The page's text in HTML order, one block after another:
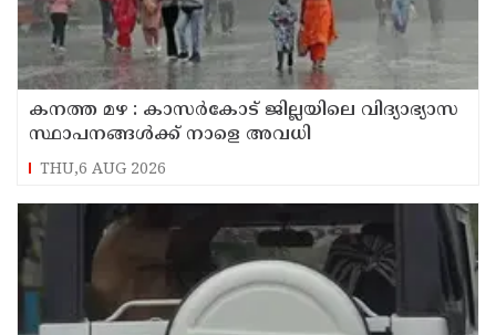
കനത്ത മഴ : കാസർകോട് ജില്ലയിലെ വിദ്യാഭ്യാസ
സ്ഥാപനങ്ങൾക്ക് നാളെ അവധി
THU,6 AUG 2026